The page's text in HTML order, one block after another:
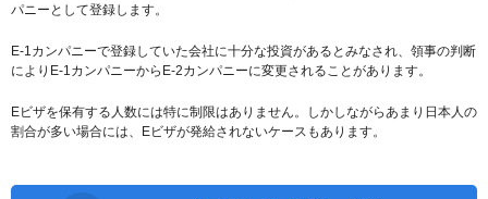
パニーとして登録します。
E-1カンパニーで登録していた会社に十分な投資があるとみなされ、領事の判断
によりE-1カンパニーからE-2カンパニーに変更されることがあります。
Eビザを保有する人数には特に制限はありません。しかしながらあまり日本人の
割合が多い場合には、Eビザが発給されないケースもあります。